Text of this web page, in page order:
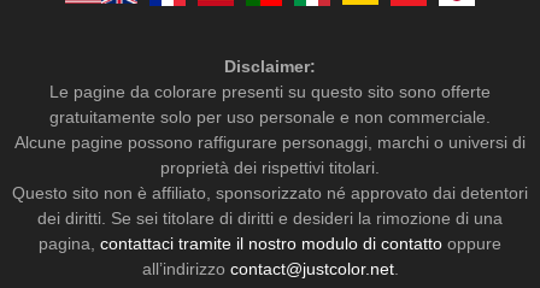
Disclaimer:
Le pagine da colorare presenti su questo sito sono offerte
gratuitamente solo per uso personale e non commerciale.
Alcune pagine possono raffigurare personaggi, marchi o universi di
proprietà dei rispettivi titolari.
Questo sito non è affiliato, sponsorizzato né approvato dai detentori
dei diritti. Se sei titolare di diritti e desideri la rimozione di una
pagina, contattaci tramite il nostro modulo di contatto oppure
all’indirizzo contact@justcolor.net.